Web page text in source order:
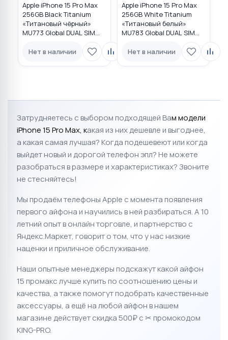
Apple iPhone 15 Pro Max
256GB Black Titanium
«Титановый чёрный»
MU773 Global DUAL SIM
Нет в наличии
Apple iPhone 15 Pro Max
256GB White Titanium
«Титановый белый»
MU783 Global DUAL SIM
Нет в наличии
Затрудняетесь с выбором подходящей Вам модели
iPhone 15 Pro Max, какая из них дешевле и выгоднее,
а какая самая лучшая?Когда подешевеют или когда
выйдет новый и дорогой телефон эпл? Не можете
разобраться в размере и характеристиках?Звоните
не стесняйтесь!
Мы продаём телефоны Apple с момента появления
первого айфона и научились в ней разбираться.А 10
летний опыт в онлайн торговле, и партнерство с
Яндекс.Маркет, говорит о том, что у нас низкие
наценки и приличное обслуживание.
Наши опытные менеджеры подскажут какой айфон
15 промакс лучше купить по соотношению цены и
качества, а также помогут подобрать качественные
аксессуары, а ещё на любой айфон в нашем
магазине действует скидка 500₽ с ✂ промокодом
KING-PRO.